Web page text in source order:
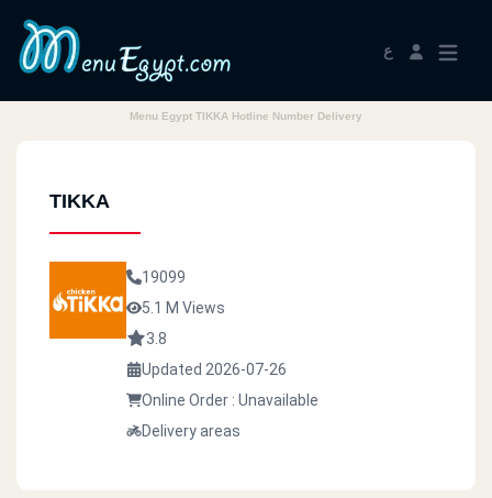
ع
Menu Egypt TIKKA Hotline Number Delivery
TIKKA
19099
5.1 M Views
3.8
Updated 2026-07-26
Online Order : Unavailable
Delivery areas